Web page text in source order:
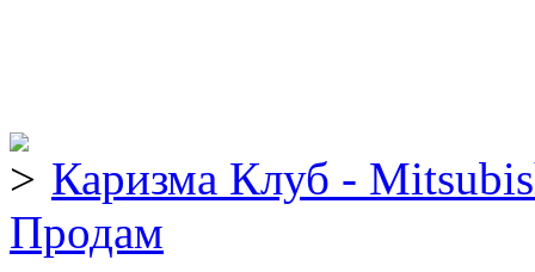
Каризма Клуб -
Продам